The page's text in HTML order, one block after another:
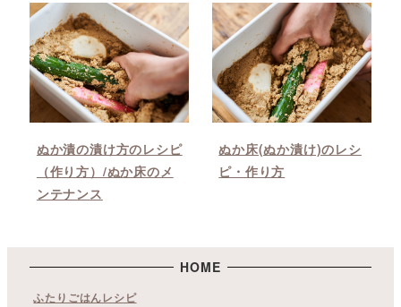
ぬか漬の漬け方のレシピ
（作り方）/ぬか床のメ
ンテナンス
ぬか床(ぬか漬け)のレシ
ピ・作り方
HOME
ふたりごはんレシピ